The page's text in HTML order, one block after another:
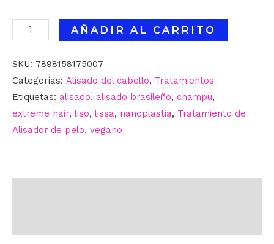
AÑADIR AL CARRITO
SKU: 7898158175007
Categorías: Alisado del cabello, Tratamientos
Etiquetas: alisado, alisado brasileño, champu,
extreme hair, liso, lissa, nanoplastia, Tratamiento de
Alisador de pelo, vegano